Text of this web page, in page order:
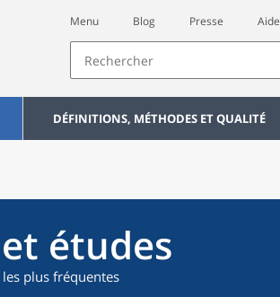
Menu Blog Presse Aide
DÉFINITIONS, MÉTHODES ET QUALITÉ
études
plus fréquentes